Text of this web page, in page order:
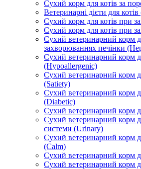
Сухий корм для котів за
Ветеринарні дієти для
Сухий корм для котів при
Сухий корм для котів при
Сухий ветеринарний корм
захворюваннях печінки
Сухий ветеринарний корм
(Hypoallergenic)
Сухий ветеринарний корм
(Satiety)
Сухий ветеринарний корм
(Diabetic)
Сухий ветеринарний корм
Сухий ветеринарний корм
системи (Urinary)
Сухий ветеринарний корм
(Calm)
Сухий ветеринарний корм
Сухий ветеринарний корм